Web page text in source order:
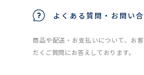
よくある質問・お問い
商品や配送・お支払いについて、お
だくご質問にお答えしております。